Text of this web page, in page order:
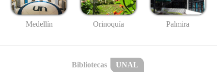
Medellín Orinoquía Palmira
Bibliotecas UNAL